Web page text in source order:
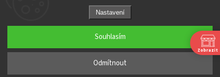
Nastavení
Odmítnout
Souhlasím
Copyright 2026HERO Comics. Všechna práva vyhrazena.
Grafický návrh vytvořil a nakódoval
Zobrazit